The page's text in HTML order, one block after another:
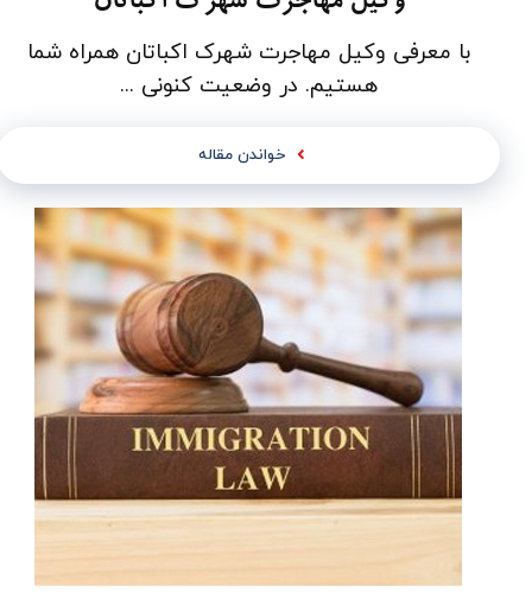
با معرفی وکیل مهاجرت شهرک اکباتان همراه شما
هستیم. در وضعیت کنونی ...
خواندن مقاله